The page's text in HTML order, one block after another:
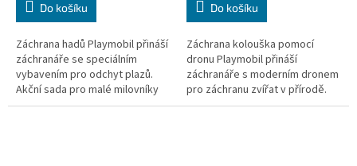
Do košíku
Záchrana hadů Playmobil přináší
záchranáře se speciálním
vybavením pro odchyt plazů.
Akční sada pro malé milovníky
přírody a exotických zvířat.
Do košíku
Záchrana kolouška pomocí
dronu Playmobil přináší
záchranáře s moderním dronem
pro záchranu zvířat v přírodě.
Vzrušující sada spojující